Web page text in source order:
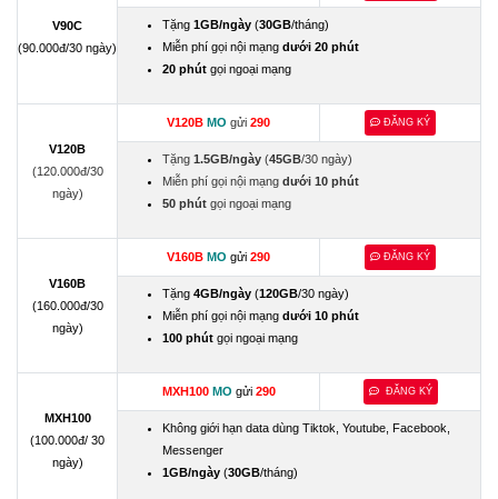
V90C
(90.000đ/30 ngày)
Tặng 1GB/ngày (30GB/tháng)
Miễn phí gọi nội mạng dưới 20 phút
20 phút gọi ngoại mạng
V120B
(120.000đ/30
ngày)
V120B MO gửi 290 ĐĂNG KÝ
Tặng 1.5GB/ngày (45GB/30 ngày)
Miễn phí gọi nội mạng dưới 10 phút
50 phút gọi ngoại mạng
V160B
(160.000đ/30
ngày)
V160B MO gửi 290 ĐĂNG KÝ
Tặng 4GB/ngày (120GB/30 ngày)
Miễn phí gọi nội mạng dưới 10 phút
100 phút gọi ngoại mạng
MXH100
(100.000đ/ 30
ngày)
MXH100 MO gửi 290 ĐĂNG KÝ
Không giới hạn data dùng Tiktok, Youtube, Facebook,
Messenger
1GB/ngày (30GB/tháng)